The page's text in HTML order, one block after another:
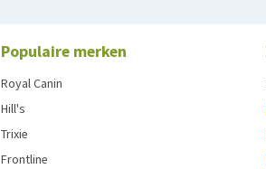
Populaire merken
Royal Canin
Hill's
Trixie
Frontline